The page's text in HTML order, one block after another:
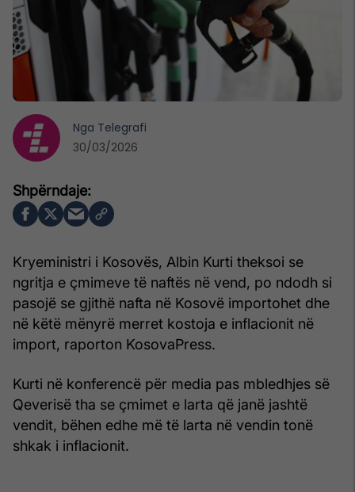
Kryeministri i Kosovës, Albin Kurti theksoi se
ngritja e çmimeve të naftës në vend, po ndodh si
pasojë se gjithë nafta në Kosovë importohet dhe
në këtë mënyrë merret kostoja e inflacionit në
import, raporton KosovaPress.
Kurti në konferencë për media pas mbledhjes së
Qeverisë tha se çmimet e larta që janë jashtë
vendit, bëhen edhe më të larta në vendin tonë
shkak i inflacionit.
Nga Telegrafi
30/03/2026